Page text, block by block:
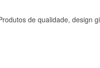
de qualidade, design